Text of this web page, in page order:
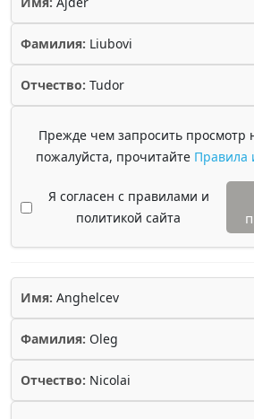
Фамилия: Liubovi
Отчество: Tudor
Прежде чем запросить просмотр
пожалуйста, прочитайте Правила
Я согласен с правилами и
политикой сайта
Имя: Anghelcev
Фамилия: Oleg
Отчество: Nicolai